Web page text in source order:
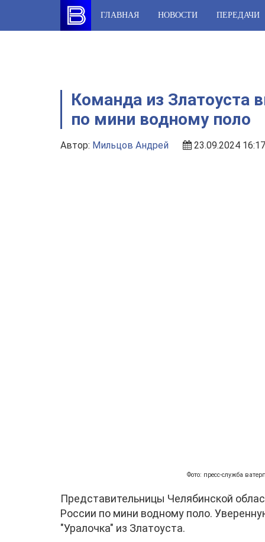
content
ГЛАВНАЯ НОВОСТИ ПЕРЕДАЧИ
Команда из Златоуста
по мини водному поло
Автор: Мильцов Андрей 23.09.2024 16:17
Фото: пресс-служба
Представительницы Челябинской
России по мини водному поло.
"Уралочка" из Златоуста.